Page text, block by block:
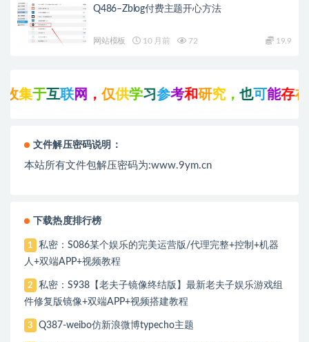
Q486–Zblog付费主题开心方法
网站模板 10 月前 72 19.9
集于互联网， 仅供学习参考和研究， 也可能存在
文件解压密码说明：
本站所有文件包解压密码为:www.9ym.cn
下载热度排行榜
1
私密：S086某个娱乐的完美运营版/代理完整+控制+机器
人+双端APP+视频教程
2
私密：S938【老夫子镜像终结版】最新老夫子娱乐游戏组
件修复版镜像+双端APP+视频搭建教程
3 Q387-weibo仿新浪微博typecho主题